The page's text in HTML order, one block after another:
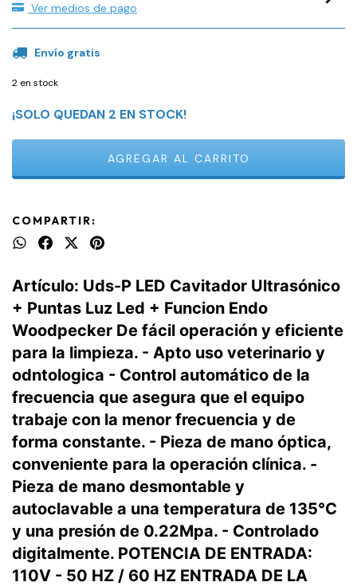
Ver medios de pago
Envío gratis
2 en stock
¡SOLO QUEDAN 2 EN STOCK!
COMPARTIR:
Artículo: Uds-P LED Cavitador Ultrasónico
+ Puntas Luz Led + Funcion Endo
Woodpecker De fácil operación y eficiente
para la limpieza. - Apto uso veterinario y
odntologica - Control automático de la
frecuencia que asegura que el equipo
trabaje con la menor frecuencia y de
forma constante. - Pieza de mano óptica,
conveniente para la operación clínica. -
Pieza de mano desmontable y
autoclavable a una temperatura de 135°C
y una presión de 0.22Mpa. - Controlado
digitalmente. POTENCIA DE ENTRADA:
110V - 50 HZ / 60 HZ ENTRADA DE LA